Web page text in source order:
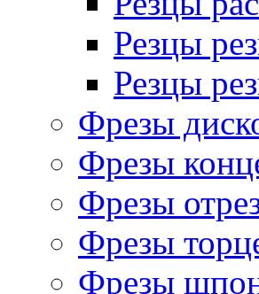
Резцы
Резцы
Фрезы
Фрезы
Фрезы
Фрезы
Фрезы